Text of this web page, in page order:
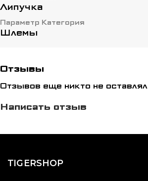
Липучка
Параметр Категория
Шлемы
Отзывы
Отзывов еще никто не оставлял
Написать отзыв
TIGERSHOP